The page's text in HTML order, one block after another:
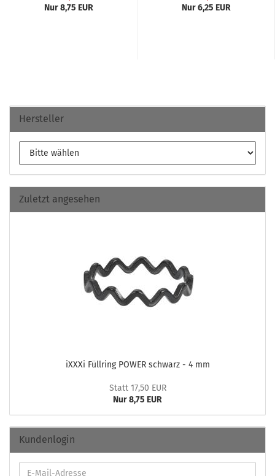
Nur 8,75 EUR
Nur 6,25 EUR
Hersteller
Zuletzt angesehen
iXXXi Füll­ring POWER schwarz - 4 mm
Statt 17,50 EUR
Nur 8,75 EUR
Kundenlogin